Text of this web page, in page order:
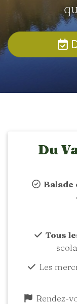
Du
Balade
Tous
Les
Rendez-